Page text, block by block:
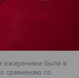
ожирением были в
сравнению со